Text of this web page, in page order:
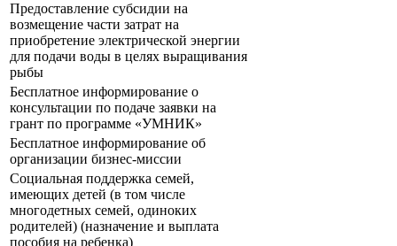
Предоставление субсидии на
возмещение части затрат на
приобретение электрической энергии
для подачи воды в целях выращивания
рыбы
Бесплатное информирование о
консультации по подаче заявки на
грант по программе «УМНИК»
Бесплатное информирование об
организации бизнес-миссии
Социальная поддержка семей,
имеющих детей (в том числе
многодетных семей, одиноких
родителей) (назначение и выплата
пособия на ребенка)